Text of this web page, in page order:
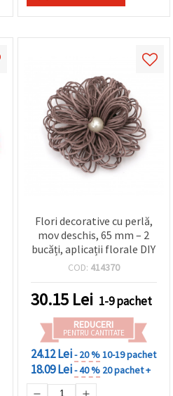
Flori decorative cu perlă,
mov deschis, 65 mm – 2
bucăți, aplicații florale DIY
COD: 414370
30.15 Lei 1-9 pachet
REDUCERI
PENTRU CANTITATE
24.12 Lei- 20 %10-19 pachet
18.09 Lei- 40 % 20 pachet +